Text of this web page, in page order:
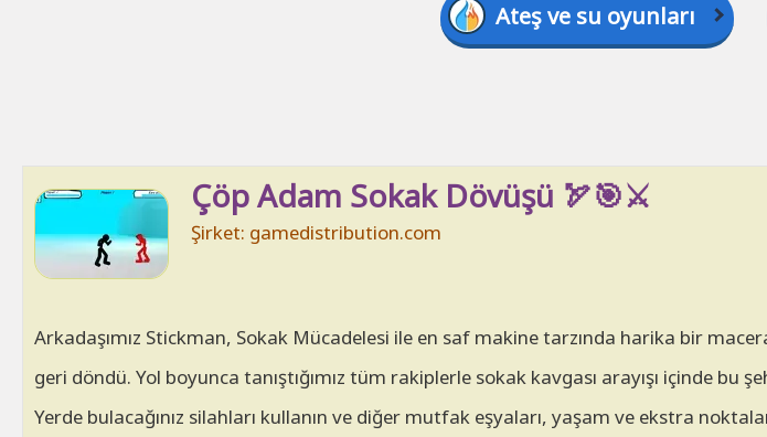
Ateş ve su oyunları
Çöp Adam Sokak Dövüşü 🏹🎯⚔️
Şirket: gamedistribution.com
Arkadaşımız Stickman, Sokak Mücadelesi ile en saf makine tarzında harika bir
geri döndü. Yol boyunca tanıştığımız tüm rakiplerle sokak kavgası arayışı içinde bu
Yerde bulacağınız silahları kullanın ve diğer mutfak eşyaları, yaşam ve ekstra